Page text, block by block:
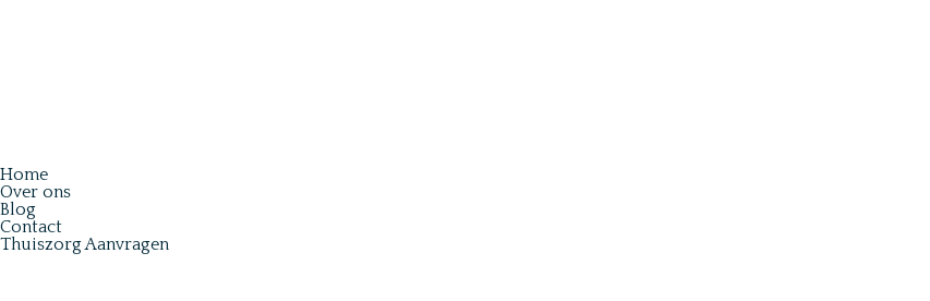
Home
Over ons
Blog
Contact
Thuiszorg Aanvragen